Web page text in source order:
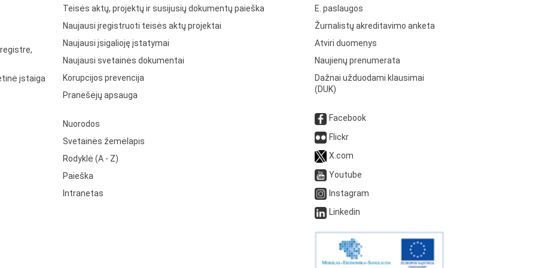
įstaiga
Teisės aktų, projektų ir susijusių dokumentų paieška
Naujausi įregistruoti teisės aktų projektai
Naujausi įsigalioję įstatymai
Naujausi svetainės dokumentai
Korupcijos prevencija
Pranešėjų apsauga
Nuorodos
Svetainės žemėlapis
Rodyklė (A - Z)
Paieška
Intranetas
E. paslaugos
Žurnalistų akreditavimo anketa
Atviri duomenys
Naujienų prenumerata
Dažnai užduodami klausimai
(DUK)
Facebook
Flickr
X.com
Youtube
Instagram
Linkedin